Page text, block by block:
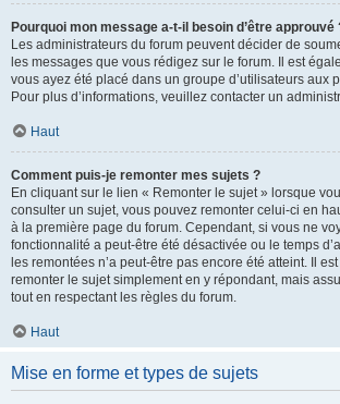
Pourquoi mon message a-t-il besoin d’être approuvé
Les administrateurs du forum peuvent décider de
les messages que vous rédigez sur le forum. Il est
vous ayez été placé dans un groupe d’utilisateurs aux
Pour plus d’informations, veuillez contacter un
Haut
Comment puis-je remonter mes sujets ?
En cliquant sur le lien « Remonter le sujet » lorsque
consulter un sujet, vous pouvez remonter celui-ci en
à la première page du forum. Cependant, si vous ne
fonctionnalité a peut-être été désactivée ou le temps
les remontées n’a peut-être pas encore été atteint. Il
remonter le sujet simplement en y répondant, mais
tout en respectant les règles du forum.
Haut
Mise en forme et types de sujets